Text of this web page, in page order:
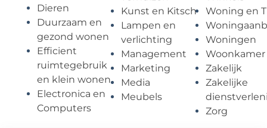
Dieren
Duurzaam en
gezond wonen
Efficient
ruimtegebruik
en klein wonen
Electronica en
Computers
Kunst en Kitsch
Lampen en
verlichting
Management
Marketing
Media
Meubels
Woning en
Woningen
Woonkamer
Zakelijk
Zakelijke
Zorg